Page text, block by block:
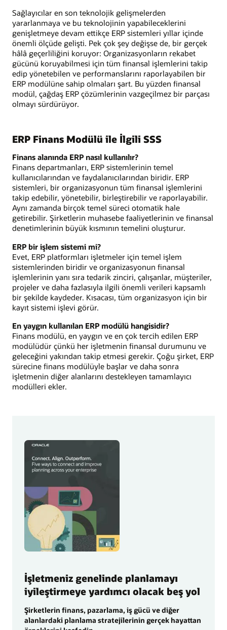
Sağlayıcılar en son teknolojik gelişmelerden
yararlanmaya ve bu teknolojinin yapabileceklerini
genişletmeye devam ettikçe ERP sistemleri yıllar içinde
önemli ölçüde gelişti. Pek çok şey değişse de, bir gerçek
hâlâ geçerliliğini koruyor: Organizasyonların rekabet
gücünü koruyabilmesi için tüm finansal işlemlerini takip
edip yönetebilen ve performanslarını raporlayabilen bir
ERP modülüne sahip olmaları şart. Bu yüzden finansal
modül, çağdaş ERP çözümlerinin vazgeçilmez bir parçası
olmayı sürdürüyor.
ERP Finans Modülü ile İlgili SSS
Finans alanında ERP nasıl kullanılır?
Finans departmanları, ERP sistemlerinin temel
kullanıcılarından ve faydalanıcılarından biridir. ERP
sistemleri, bir organizasyonun tüm finansal işlemlerini
takip edebilir, yönetebilir, birleştirebilir ve raporlayabilir.
Aynı zamanda birçok temel süreci otomatik hale
getirebilir. Şirketlerin muhasebe faaliyetlerinin ve finansal
denetimlerinin büyük kısmının temelini oluşturur.
ERP bir işlem sistemi mi?
Evet, ERP platformları işletmeler için temel işlem
sistemlerinden biridir ve organizasyonun finansal
işlemlerinin yanı sıra tedarik zinciri, çalışanlar, müşteriler,
projeler ve daha fazlasıyla ilgili önemli verileri kapsamlı
bir şekilde kaydeder. Kısacası, tüm organizasyon için bir
kayıt sistemi işlevi görür.
En yaygın kullanılan ERP modülü hangisidir?
Finans modülü, en yaygın ve en çok tercih edilen ERP
modülüdür çünkü her işletmenin finansal durumunu ve
geleceğini yakından takip etmesi gerekir. Çoğu şirket, ERP
sürecine finans modülüyle başlar ve daha sonra
işletmenin diğer alanlarını destekleyen tamamlayıcı
modülleri ekler.
İşletmeniz genelinde planlamayı
iyileştirmeye yardımcı olacak beş yol
Şirketlerin finans, pazarlama, iş gücü ve diğer
alanlardaki planlama stratejilerinin gerçek hayattan